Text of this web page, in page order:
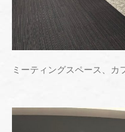
" alt="" />
ミーティングスペース、カ